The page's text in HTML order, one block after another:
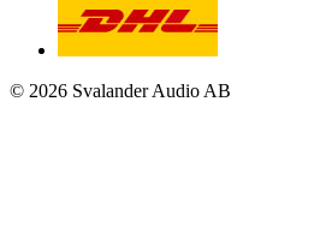
© 2026 Svalander Audio AB